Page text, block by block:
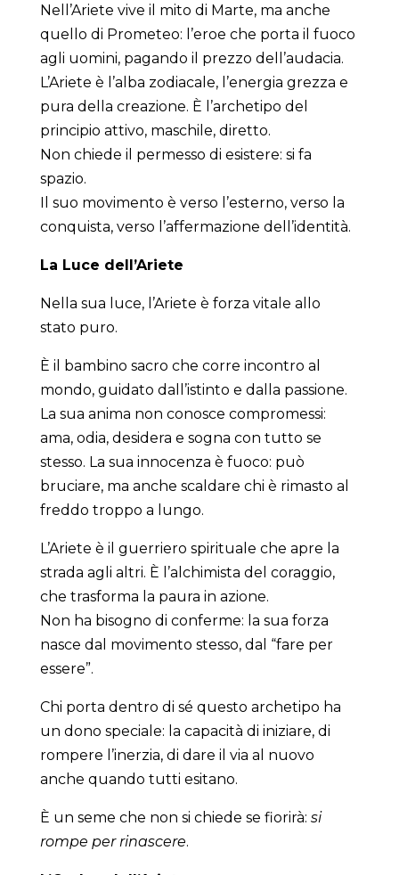
Nell’Ariete vive il mito di Marte, ma anche
quello di Prometeo: l’eroe che porta il fuoco
agli uomini, pagando il prezzo dell’audacia.
L’Ariete è l’alba zodiacale, l’energia grezza e
pura della creazione. È l’archetipo del
principio attivo, maschile, diretto.
Non chiede il permesso di esistere: si fa
spazio.
Il suo movimento è verso l’esterno, verso la
conquista, verso l’affermazione dell’identità.
La Luce dell’Ariete
Nella sua luce, l’Ariete è forza vitale allo
stato puro.
È il bambino sacro che corre incontro al
mondo, guidato dall’istinto e dalla passione.
La sua anima non conosce compromessi:
ama, odia, desidera e sogna con tutto se
stesso. La sua innocenza è fuoco: può
bruciare, ma anche scaldare chi è rimasto al
freddo troppo a lungo.
L’Ariete è il guerriero spirituale che apre la
strada agli altri. È l’alchimista del coraggio,
che trasforma la paura in azione.
Non ha bisogno di conferme: la sua forza
nasce dal movimento stesso, dal “fare per
essere”.
Chi porta dentro di sé questo archetipo ha
un dono speciale: la capacità di iniziare, di
rompere l’inerzia, di dare il via al nuovo
anche quando tutti esitano.
È un seme che non si chiede se fiorirà: si
rompe per rinascere.